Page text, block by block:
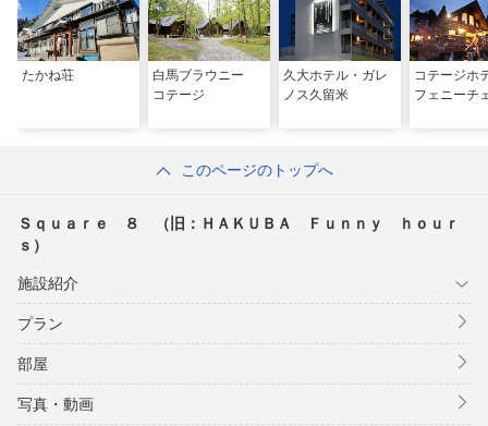
たかね荘
白馬ブラウニー
コテージ
久大ホテル・ガレ
ノス久留米
コテージ
フェニーチ
このページのトップへ
Ｓｑｕａｒｅ ８ （旧：ＨＡＫＵＢＡ Ｆｕｎｎｙ ｈｏｕｒ
ｓ）
施設紹介
プラン
部屋
写真・動画